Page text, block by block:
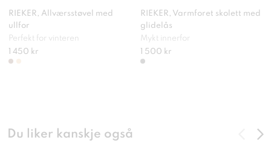
RIEKER, Allværsstøvel med
ullfor
Perfekt for vinteren
1 450 kr
RIEKER, Varmforet skolett med
glidelås
Mykt innerfor
1 500 kr
Du liker kanskje også